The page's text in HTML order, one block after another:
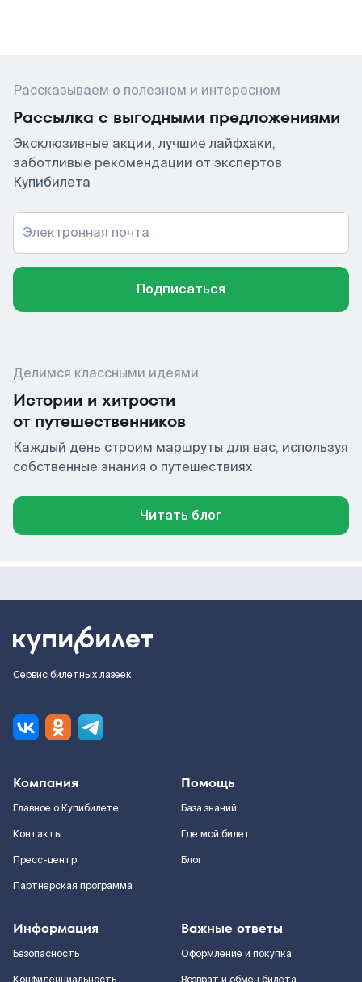
Рассказываем о полезном и интересном
Рассылка с выгодными предложениями
Эксклюзивные акции, лучшие лайфхаки,
заботливые рекомендации от экспертов
Купибилета
Электронная почта
Подписаться
Делимся классными идеями
Истории и хитрости
от путешественников
Каждый день строим маршруты для вас, используя
собственные знания о путешествиях
Читать блог
Сервис билетных лазеек
Компания
Главное о Купибилете
Контакты
Пресс-центр
Партнерская программа
Помощь
База знаний
Где мой билет
Блог
Информация
Безопасность
Важные ответы
Оформление и покупка